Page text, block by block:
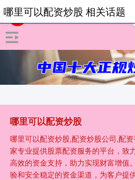
哪里可以配资炒股
哪里可以配资炒股,配资炒股公司,配
家专业提供股票配资服务的平台，致
高效的资金支持，助力实现财富增值
验和安全稳定的资金渠道，为客户提
哪里可以配资炒股 相关话题